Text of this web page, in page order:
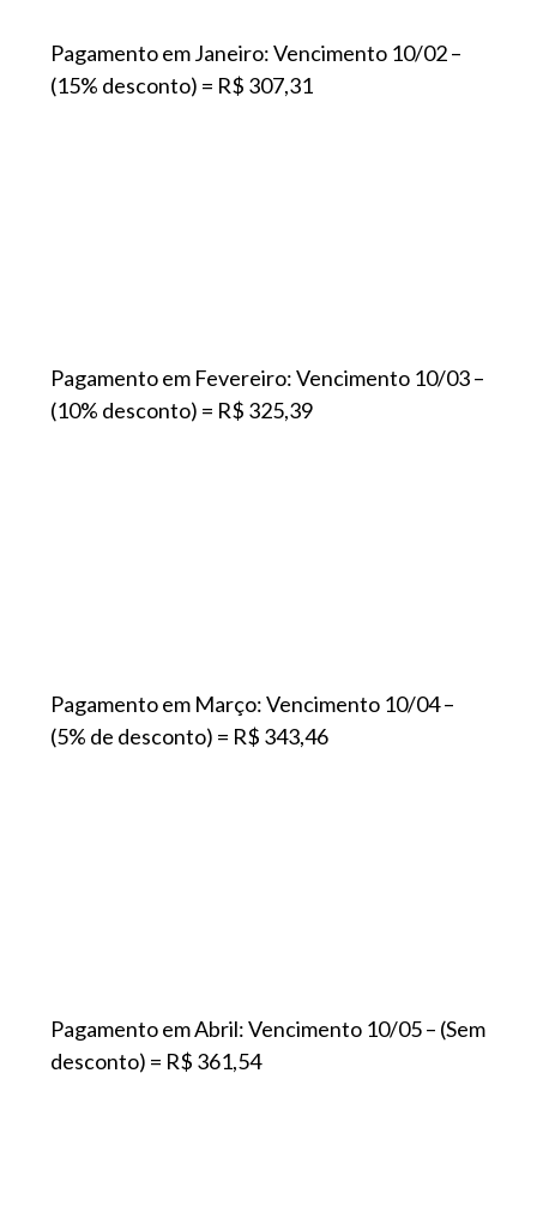
Pagamento em Janeiro: Vencimento 10/02 –
(15% desconto) = R$ 307,31
Pagamento em Fevereiro: Vencimento 10/03 –
(10% desconto) = R$ 325,39
Pagamento em Março: Vencimento 10/04 –
(5% de desconto) = R$ 343,46
Pagamento em Abril: Vencimento 10/05 – (Sem
desconto) = R$ 361,54